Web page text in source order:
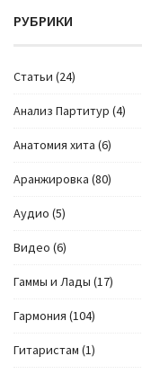
РУБРИКИ
Cтатьи (24)
Анализ Партитур (4)
Анатомия хита (6)
Аранжировка (80)
Аудио (5)
Видео (6)
Гаммы и Лады (17)
Гармония (104)
Гитаристам (1)